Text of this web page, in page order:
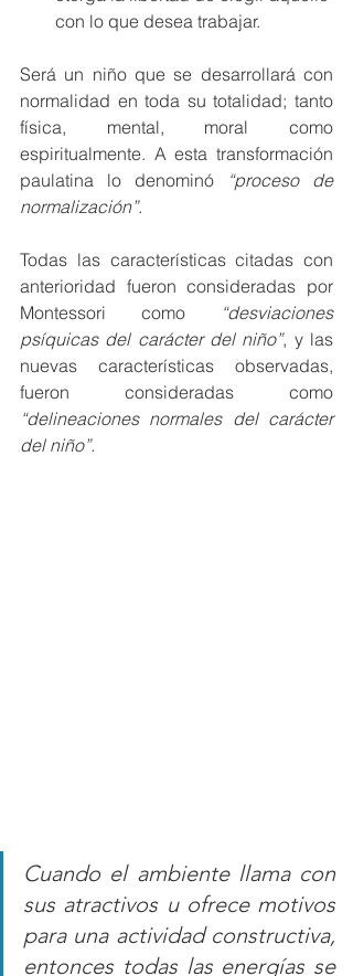
con lo que desea trabajar.
Será un niño que se desarrollará con
normalidad en toda su totalidad; tanto
física, mental, moral como
espiritualmente. A esta transformación
paulatina lo denominó
“proceso de
normalización”.
Todas las características citadas con
anterioridad fueron consideradas por
Montessori como
“desviaciones
psíquicas del carácter del niño”, y las
nuevas características observadas,
“delineaciones normales del carácter
del niño”.
Cuando el ambiente llama con
sus atractivos u ofrece motivos
para una actividad constructiva,
entonces todas las energías se